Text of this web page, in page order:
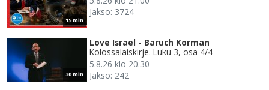
15 min
Jakso: 3724
30 min
Love Israel - Baruch Korman
Kolossalaiskirje. Luku 3, osa 4/4
5.8.26 klo 20.30
Jakso: 242